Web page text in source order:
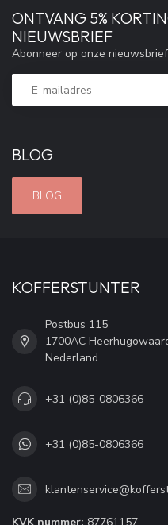
BLOG
BLOG
ONTVANG 5%
NIEUWSBRIEF
Abonneer op onze nieuwsbrief
KOFFERSTUNTER
Postbus 115
1700AC
Nederland
+31 (0)85-0806366
+31 (0)85-0806366